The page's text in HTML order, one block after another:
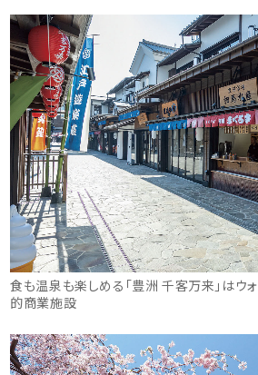
食も温泉も楽しめる「豊洲 千客万来」はウ
的商業施設